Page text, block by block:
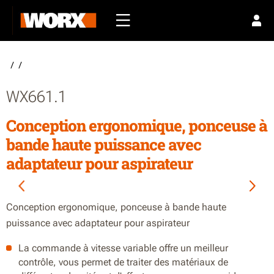
/ /
WX661.1
Conception ergonomique, ponceuse à
bande haute puissance avec
adaptateur pour aspirateur
Conception ergonomique, ponceuse à bande haute
puissance avec adaptateur pour aspirateur
La commande à vitesse variable offre un meilleur
contrôle, vous permet de traiter des matériaux de